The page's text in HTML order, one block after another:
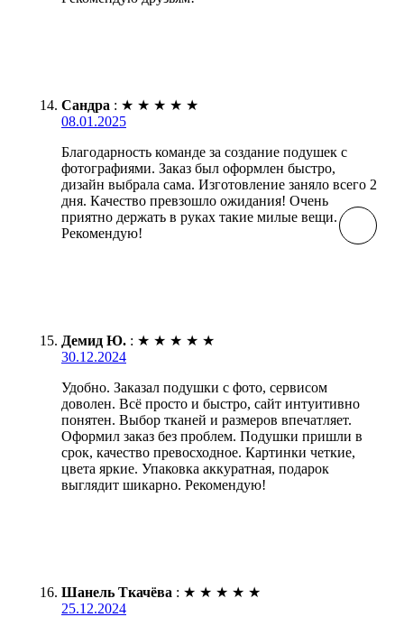
Сандра : ★ ★ ★ ★ ★
08.01.2025
Благодарность команде за создание подушек с
фотографиями. Заказ был оформлен быстро,
дизайн выбрала сама. Изготовление заняло всего 2
дня. Качество превзошло ожидания! Очень
приятно держать в руках такие милые вещи.
Рекомендую!
Демид Ю. : ★ ★ ★ ★ ★
30.12.2024
Удобно. Заказал подушки с фото, сервисом
доволен. Всё просто и быстро, сайт интуитивно
понятен. Выбор тканей и размеров впечатляет.
Оформил заказ без проблем. Подушки пришли в
срок, качество превосходное. Картинки четкие,
цвета яркие. Упаковка аккуратная, подарок
выглядит шикарно. Рекомендую!
Шанель Ткачёва : ★ ★ ★ ★ ★
25.12.2024